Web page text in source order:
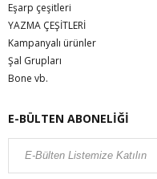
Eşarp çeşitleri
YAZMA ÇEŞİTLERİ
Kampanyalı ürünler
Şal Grupları
Bone vb.
E-BÜLTEN ABONELİĞİ